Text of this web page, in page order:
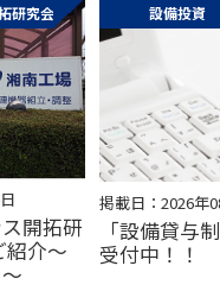
研究会
開拓研
紹介～
設備投資
掲載日：2026年
「設備貸与
受付中！！